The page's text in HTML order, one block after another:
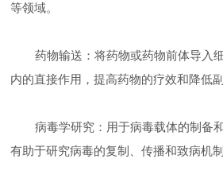
等领域。
药物输送：将药物或药物前体导入
内的直接作用，提高药物的疗效和降低副
病毒学研究：用于病毒载体的制备和
有助于研究病毒的复制、传播和致病机制